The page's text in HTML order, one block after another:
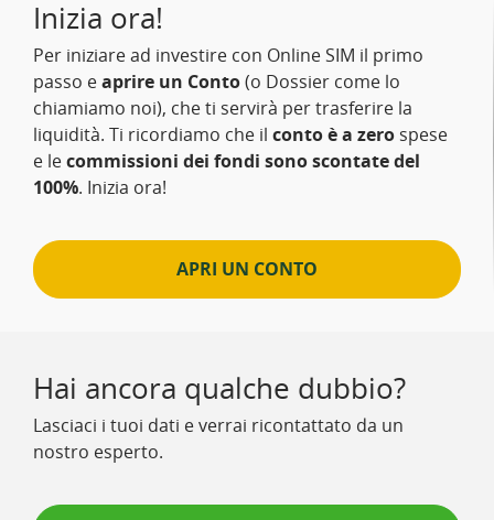
Inizia ora!
Per iniziare ad investire con Online SIM il primo
passo eaprire un Conto(o Dossier come lo
chiamiamo noi), che ti servirà per trasferire la
liquidità. Ti ricordiamo che il conto è a zero spese
e lecommissioni dei fondi sono scontate del
100%. Inizia ora!
APRI UN CONTO
Hai ancora qualche dubbio?
Lasciaci i tuoi dati e verrai ricontattato da un
nostro esperto.